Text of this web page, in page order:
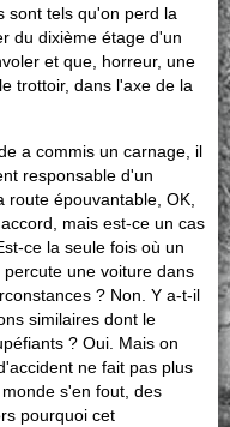
sont tels qu'on perd la
du dixième étage d'un
et que, horreur, une
trottoir, dans l'axe de la
a commis un carnage, il
responsable d'un
route épouvantable, OK,
mais est-ce un cas
ce la seule fois où un
une voiture dans
? Non. Y a-t-il
similaires dont le
? Oui. Mais on
ne fait pas plus
s'en fout, des
pourquoi cet